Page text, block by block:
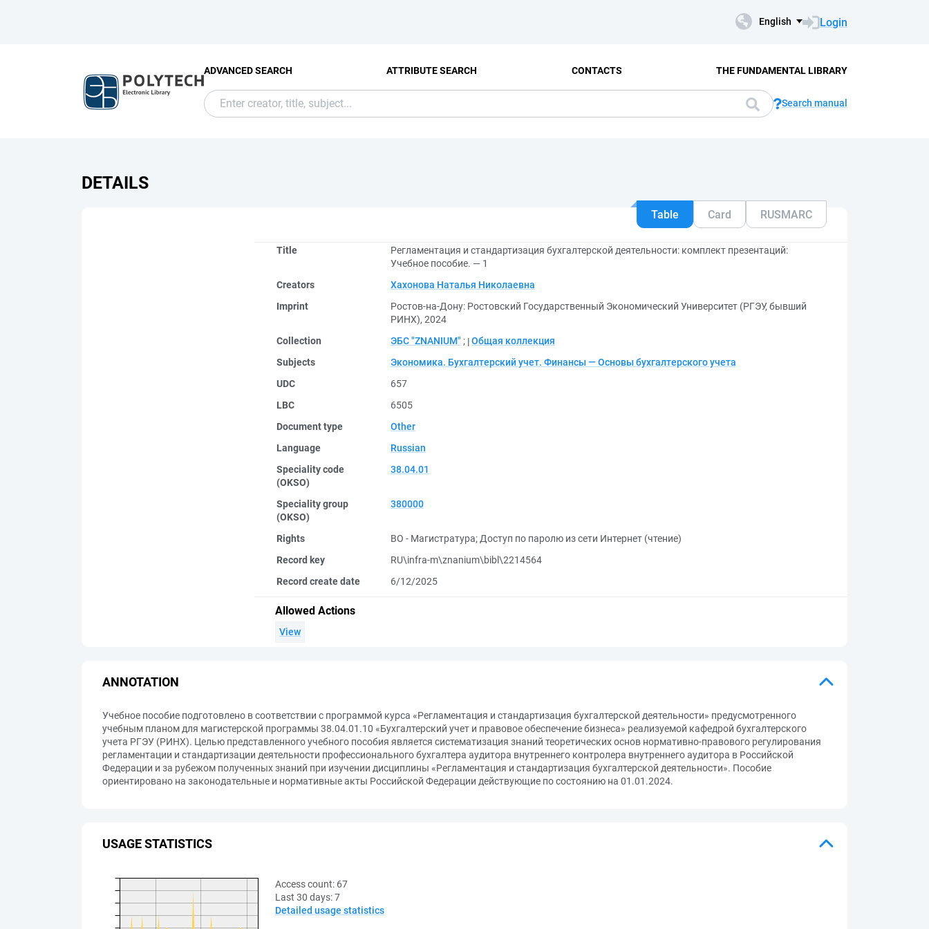
English Login
ADVANCED SEARCH ATTRIBUTE SEARCH CONTACTS THE FUNDAMENTAL LIBRARY
Search manual
DETAILS
Table Card RUSMARC
Title
Регламентация и стандартизация бухгалтерской деятельности: комплект презентаций:
Учебное пособие. — 1
Creators
Хахонова Наталья Николаевна
Imprint
Ростов-на-Дону: Ростовский Государственный Экономический Университет (РГЭУ, бывший
РИНХ), 2024
Collection
ЭБС "ZNANIUM" ; Общая коллекция
Subjects
Экономика. Бухгалтерский учет. Финансы — Основы бухгалтерского учета
UDC
657
LBC
6505
Document type
Other
Language
Russian
Speciality code
(OKSO)
38.04.01
Speciality group
(OKSO)
380000
Rights ВО - Магистратура; Доступ по паролю из сети Интернет (чтение)
Record key
RU\infra-m\znanium\bibl\2214564
Record create date
6/12/2025
Allowed Actions
View
ANNOTATION
Учебное пособие подготовлено в соответствии с программой курса «Регламентация и стандартизация бухгалтерской деятельности» предусмотренного
учебным планом для магистерской программы 38.04.01.10 «Бухгалтерский учет и правовое обеспечение бизнеса» реализуемой кафедрой бухгалтерского
учета РГЭУ (РИНХ). Целью представленного учебного пособия является систематизация знаний теоретических основ нормативно-правового регулирования
регламентации и стандартизации деятельности профессионального бухгалтера аудитора внутреннего контролера внутреннего аудитора в Российской
Федерации и за рубежом полученных знаний при изучении дисциплины «Регламентация и стандартизация бухгалтерской деятельности». Пособие
ориентировано на законодательные и нормативные акты Российской Федерации действующие по состоянию на 01.01.2024.
USAGE STATISTICS
Access count: 67
Last 30 days:7
Detailed usage statistics